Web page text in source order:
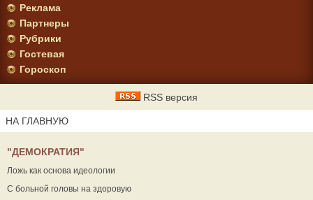
Реклама
Партнеры
Рубрики
Гостевая
Гороскоп
RSS версия
НА ГЛАВНУЮ
"ДЕМОКРАТИЯ"
Ложь как основа идеологии
С больной головы на здоровую